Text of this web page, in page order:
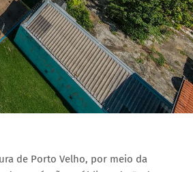
de Porto Velho, por meio da